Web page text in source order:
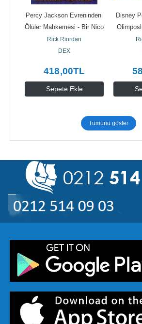
Sepete Ekle
Percy Jackson Evreninden
Ölüler Mahkemesi - Bir Nico
Di Angelo Macerası
Rick Riordan
DEX
418,00TL
Disney
Tümünü göster